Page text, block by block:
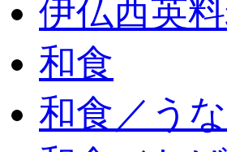
伊仏西英
和食
和食／う